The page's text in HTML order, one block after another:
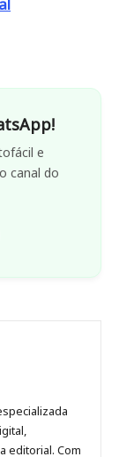
e
canal do
editorial. Com